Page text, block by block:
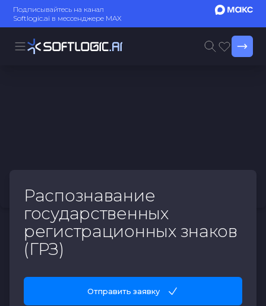
Подписывайтесь на канал
Softlogic.ai в мессенджере MAX
Распознавание
государственных
регистрационных знаков
(ГРЗ)
Отправить заявку